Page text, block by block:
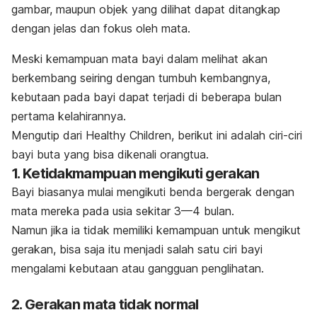
gambar, maupun objek yang dilihat dapat ditangkap
dengan jelas dan fokus oleh mata.
Meski kemampuan mata bayi dalam melihat akan
berkembang seiring dengan tumbuh kembangnya,
kebutaan pada bayi dapat terjadi di beberapa bulan
pertama kelahirannya.
Mengutip dari Healthy Children, berikut ini adalah ciri-ciri
bayi buta yang bisa dikenali orangtua.
1. Ketidakmampuan mengikuti gerakan
Bayi biasanya mulai mengikuti benda bergerak dengan
mata mereka pada usia sekitar 3—4 bulan.
Namun jika ia tidak memiliki kemampuan untuk mengikut
gerakan, bisa saja itu menjadi salah satu ciri bayi
mengalami kebutaan atau gangguan penglihatan.
2. Gerakan mata tidak normal